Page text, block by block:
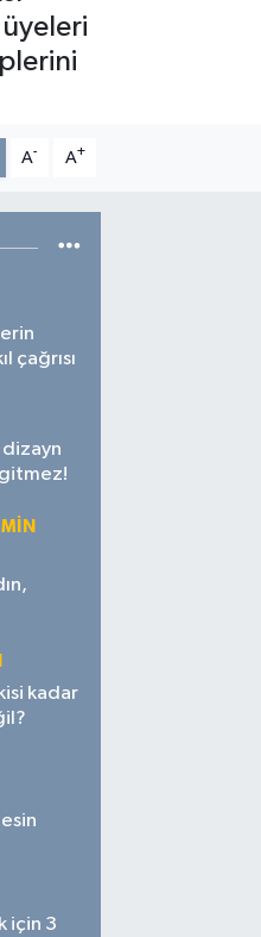
A- A+
çağrısı
dizayn
kadar
için 3